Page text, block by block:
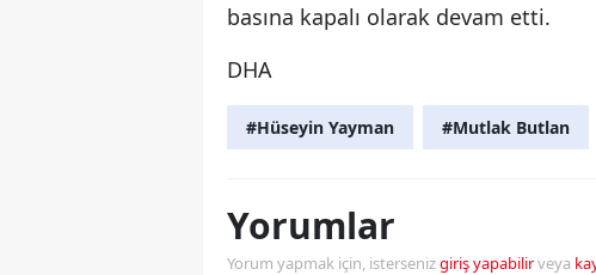
basına kapalı olarak devam etti.
DHA
#Hüseyin Yayman #Mutlak Butlan
Yorumlar
Yorum yapmak için, istersenizgiriş yapabilirveya